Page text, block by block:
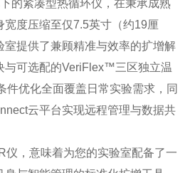
的紧凑型热循环仪，在秉承成熟
度压缩至仅7.5英寸（约19厘
室提供了兼顾精准与效率的扩增解
与可选配的VeriFlex™三区独立温
件优化全面覆盖日常实验需求，同
云平台实现远程管理与数据共
，意味着为您的实验室配备了一